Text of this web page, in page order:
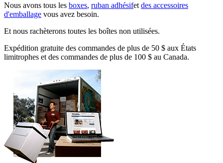
Nous avons tous les boxes, ruban adhésifet des accessoires
d'emballage vous avez besoin.
Et nous rachèterons toutes les boîtes non utilisées.
Expédition gratuite des commandes de plus de 50 $ aux États
limitrophes et des commandes de plus de 100 $ au Canada.